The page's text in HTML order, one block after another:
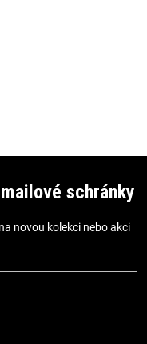
schránky
novou kolekci nebo akci